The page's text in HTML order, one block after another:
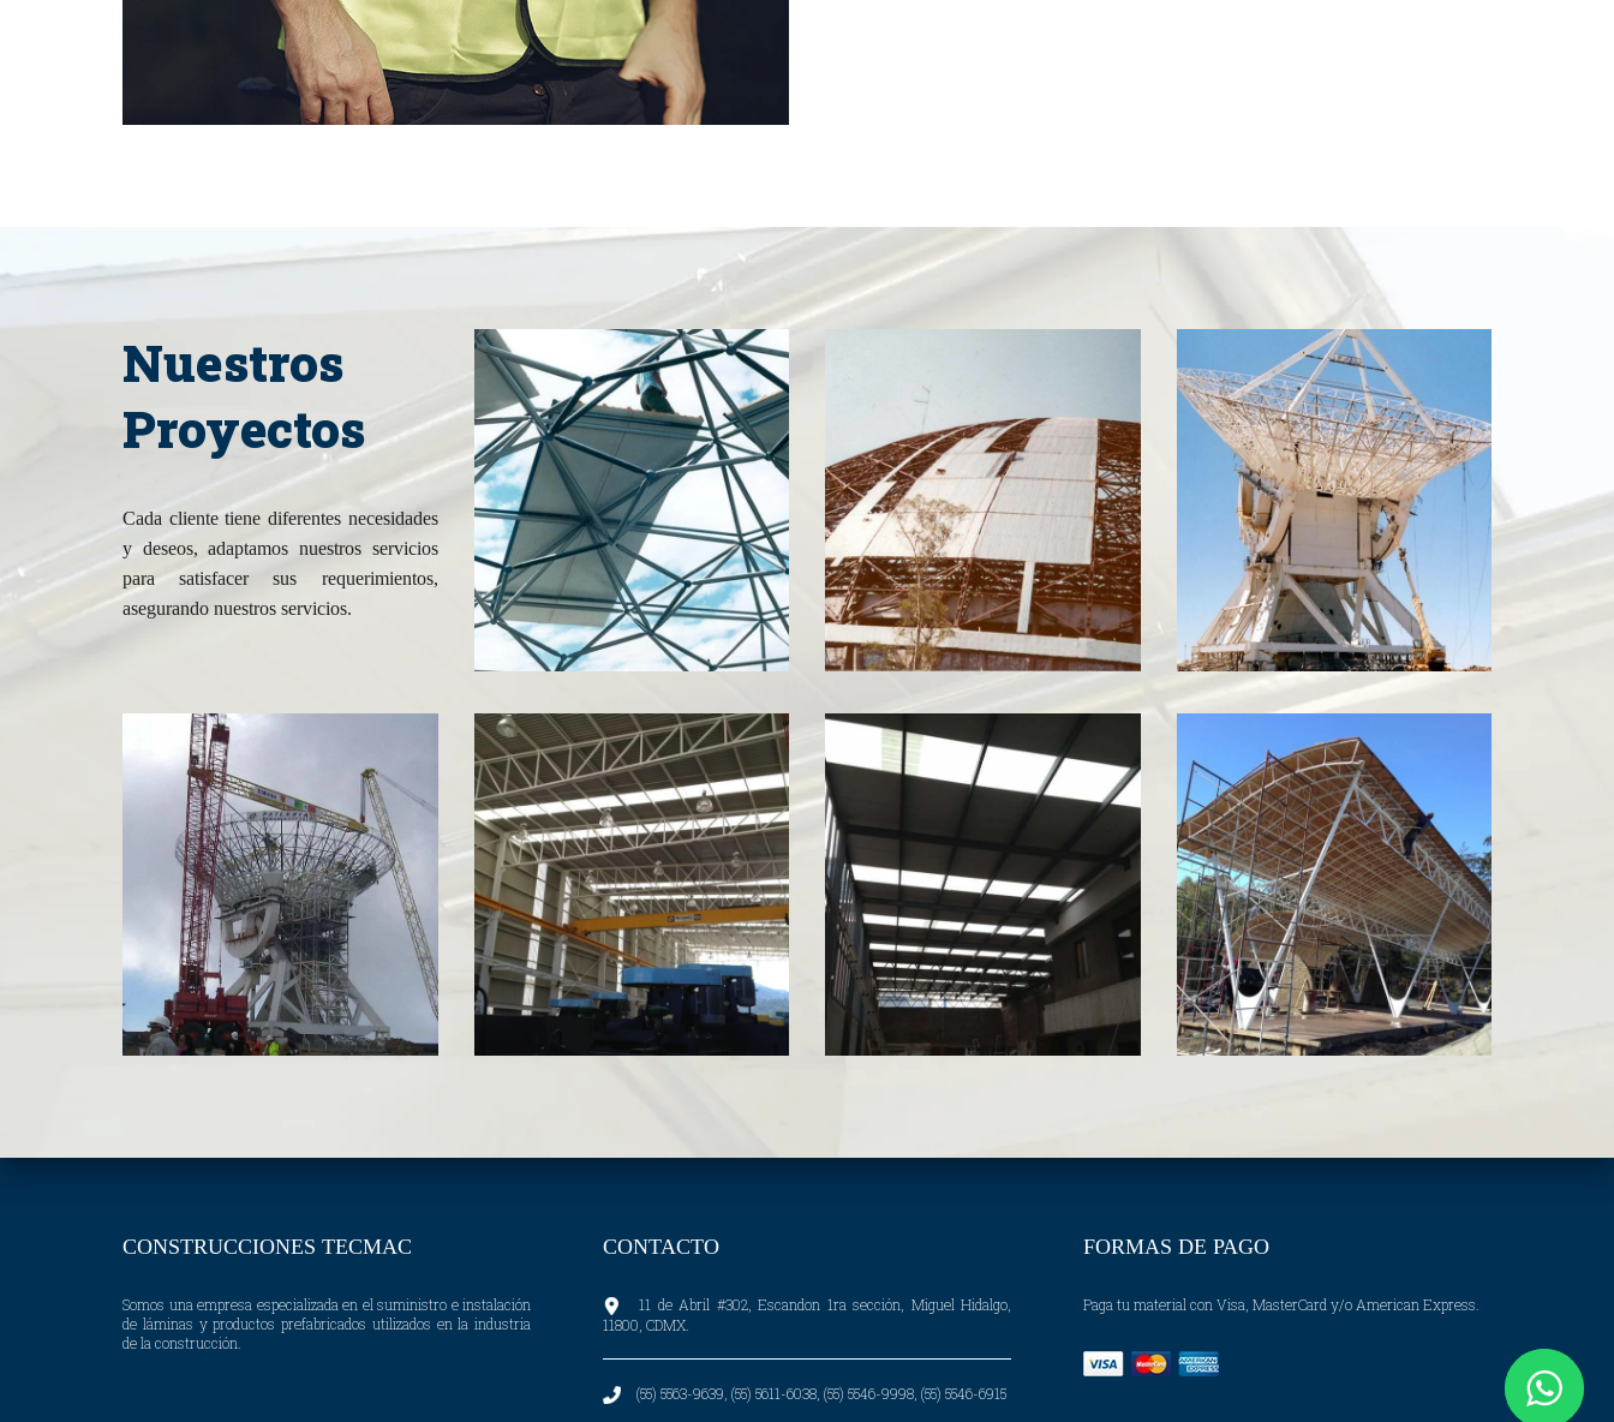
Nuestros
Proyectos
Cada cliente tiene diferentes necesidades
y deseos, adaptamos nuestros servicios
para satisfacer sus requerimientos,
asegurando nuestros servicios.
CONSTRUCCIONES TECMAC
Somos una empresa especializada en el suministro e instalación
de láminas y productos prefabricados utilizados en la industria
de la construcción.
CONTACTO
11 de Abril #302, Escandon 1ra sección, Miguel Hidalgo,
11800, CDMX.
(55) 5563-9639, (55) 5611-6038, (55) 5546-9998, (55) 5546-6915
FORMAS DE PAGO
Paga tu material con Visa, MasterCard y/o American Express.